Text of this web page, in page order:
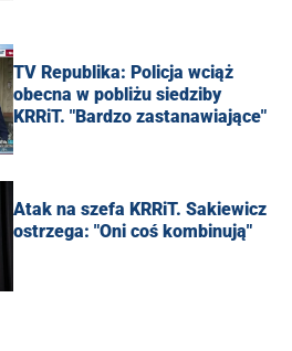
TV Republika: Policja wciąż
obecna w pobliżu siedziby
KRRiT. "Bardzo zastanawiające"
Atak na szefa KRRiT. Sakiewicz
ostrzega: "Oni coś kombinują"